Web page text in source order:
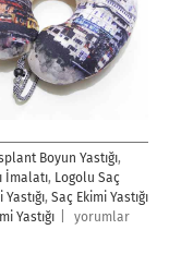
Boyun Yastığı,
İmalatı, Logolu Saç
, Saç Ekimi Yastığı
Yastığı
Saç
yorumlar